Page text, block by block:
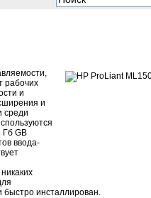
рабочих
и
и
среди
Гб GB
ввода-
быстро инсталлирован.